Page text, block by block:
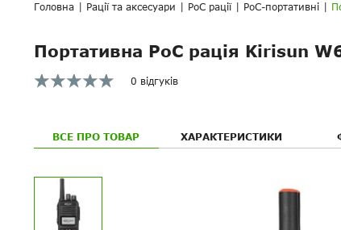
Головна Рації та аксесуари PoC рації PoC-портативні
Портативна PoC рація Kirisun
0 відгуків
ВСЕ ПРО ТОВАР ХАРАКТЕРИСТИКИ